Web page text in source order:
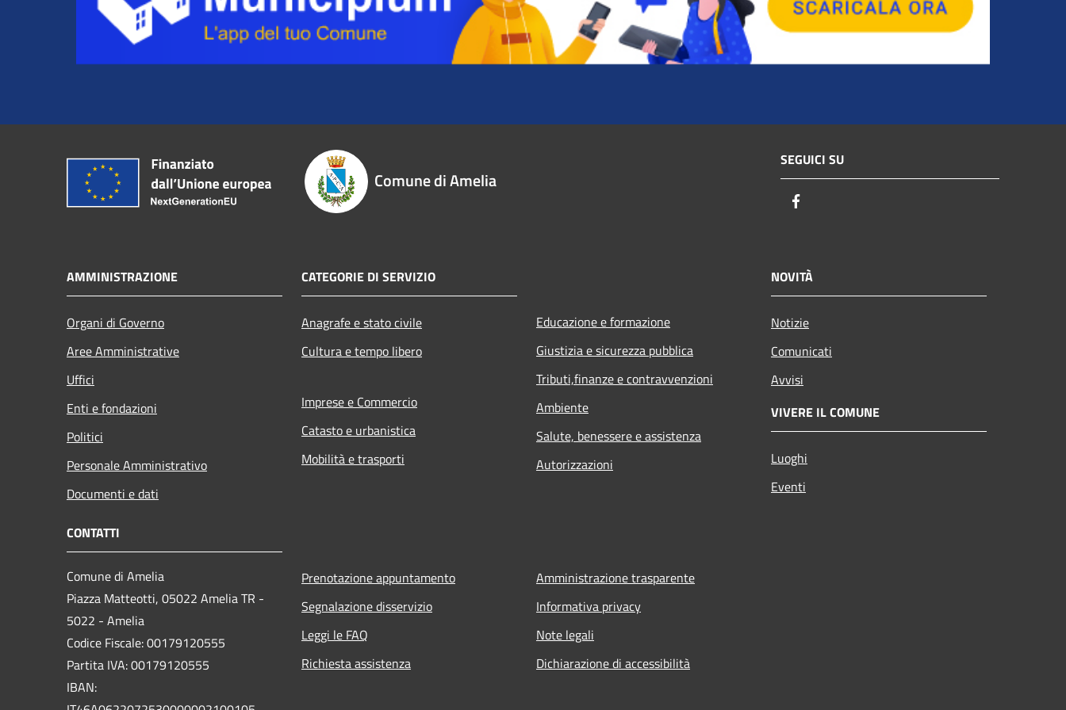
Comune di Amelia
SEGUICI SU
AMMINISTRAZIONE
Organi di Governo
Aree Amministrative
Uffici
Enti e fondazioni
Politici
Personale Amministrativo
Documenti e dati
CATEGORIE DI SERVIZIO
Anagrafe e stato civile
Cultura e tempo libero
Imprese e Commercio
Catasto e urbanistica
Mobilità e trasporti
Educazione e formazione
Giustizia e sicurezza pubblica
Tributi,finanze e contravvenzioni
Ambiente
Salute, benessere e assistenza
Autorizzazioni
NOVITÀ
Notizie
Comunicati
Avvisi
VIVERE IL COMUNE
Luoghi
Eventi
CONTATTI
Comune di Amelia
Piazza Matteotti, 05022 Amelia TR -
5022 - Amelia
Codice Fiscale: 00179120555
Partita IVA: 00179120555
IBAN:
Prenotazione appuntamento
Segnalazione disservizio
Leggi le FAQ
Richiesta assistenza
Amministrazione trasparente
Informativa privacy
Note legali
Dichiarazione di accessibilità